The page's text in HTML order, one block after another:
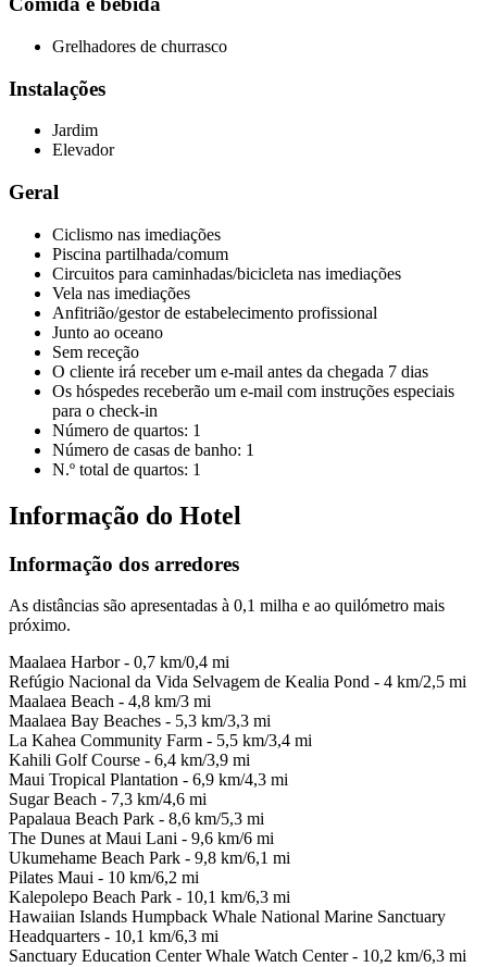
Grelhadores de churrasco
Instalações
Jardim
Elevador
Geral
Ciclismo nas imediações
Piscina partilhada/comum
Circuitos para caminhadas/bicicleta nas imediações
Vela nas imediações
Anfitrião/gestor de estabelecimento profissional
Junto ao oceano
Sem receção
O cliente irá receber um e-mail antes da chegada 7 dias
Os hóspedes receberão um e-mail com instruções especiais
para o check-in
Número de quartos: 1
Número de casas de banho: 1
N.º total de quartos: 1
Informação do Hotel
Informação dos arredores
As distâncias são apresentadas à 0,1 milha e ao quilómetro mais
próximo.
Maalaea Harbor - 0,7 km/0,4 mi
Refúgio Nacional da Vida Selvagem de Kealia Pond - 4 km/2,5 mi
Maalaea Beach - 4,8 km/3 mi
Maalaea Bay Beaches - 5,3 km/3,3 mi
La Kahea Community Farm - 5,5 km/3,4 mi
Kahili Golf Course - 6,4 km/3,9 mi
Maui Tropical Plantation - 6,9 km/4,3 mi
Sugar Beach - 7,3 km/4,6 mi
Papalaua Beach Park - 8,6 km/5,3 mi
The Dunes at Maui Lani - 9,6 km/6 mi
Ukumehame Beach Park - 9,8 km/6,1 mi
Pilates Maui - 10 km/6,2 mi
Kalepolepo Beach Park - 10,1 km/6,3 mi
Hawaiian Islands Humpback Whale National Marine Sanctuary
Headquarters - 10,1 km/6,3 mi
Sanctuary Education Center Whale Watch Center - 10,2 km/6,3 mi